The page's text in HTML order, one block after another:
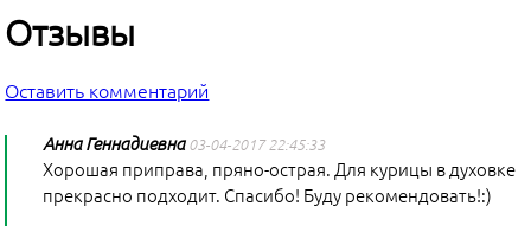
Отзывы
Оставить комментарий
Анна Геннадиевна03-04-2017 22:45:33
Хорошая приправа, пряно-острая. Для курицы в духовке
прекрасно подходит. Спасибо! Буду рекомендовать!:)